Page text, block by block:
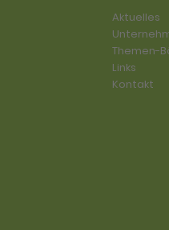
Aktuelles
Themen-
Links
Kontakt